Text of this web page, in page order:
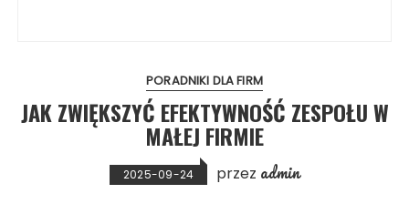
PORADNIKI DLA FIRM
JAK ZWIĘKSZYĆ EFEKTYWNOŚĆ ZESPOŁU W
MAŁEJ FIRMIE
2025-09-24 przez admin